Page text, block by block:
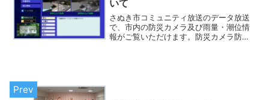
いて
さぬき市コミュニティ放送のデータ放送
で、市内の防災カメラ及び雨量・潮位情
報がご覧いただけます。防災カメラ防災